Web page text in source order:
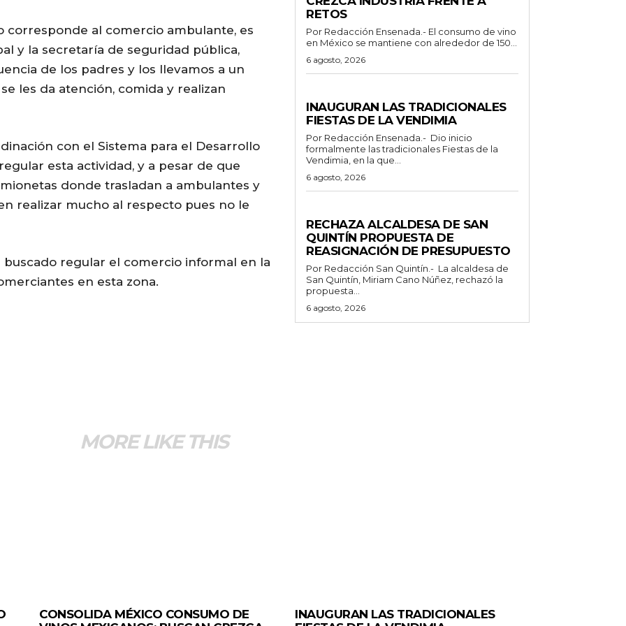
corresponde al comercio ambulante, es
y la secretaría de seguridad pública,
de los padres y los llevamos a un
les da atención, comida y realizan
con el Sistema para el Desarrollo
esta actividad, y a pesar de que
donde trasladan a ambulantes y
realizar mucho al respecto pues no le
regular el comercio informal en la
en esta zona.
RETOS
Por Redacción Ensenada.- El consumo de vino
en México se mantiene con alrededor de 150...
6 agosto, 2026
INAUGURAN LAS TRADICIONALES
FIESTAS DE LA VENDIMIA
Por Redacción Ensenada.- Dio inicio
formalmente las tradicionales Fiestas de la
Vendimia, en la que...
6 agosto, 2026
RECHAZA ALCALDESA DE SAN
QUINTÍN PROPUESTA DE
REASIGNACIÓN DE PRESUPUESTO
Por Redacción San Quintín.- La alcaldesa de
San Quintín, Miriam Cano Núñez, rechazó la
propuesta...
6 agosto, 2026
MORE LIKE THIS
CONSOLIDA MÉXICO CONSUMO DE
INAUGURAN LAS TRADICIONALES